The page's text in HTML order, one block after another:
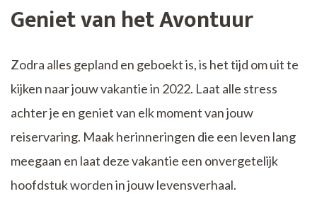
Geniet van het Avontuur
Zodra alles gepland en geboekt is, is het tijd om uit te
kijken naar jouw vakantie in 2022. Laat alle stress
achter je en geniet van elk moment van jouw
reiservaring. Maak herinneringen die een leven lang
meegaan en laat deze vakantie een onvergetelijk
hoofdstuk worden in jouw levensverhaal.